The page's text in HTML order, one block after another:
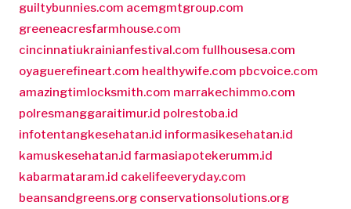
guiltybunnies.com acemgmtgroup.com
greeneacresfarmhouse.com
cincinnatiukrainianfestival.com fullhousesa.com
oyaguerefineart.com healthywife.com pbcvoice.com
amazingtimlocksmith.com marrakechimmo.com
polresmanggaraitimur.id polrestoba.id
infotentangkesehatan.id informasikesehatan.id
kamuskesehatan.id farmasiapotekerumm.id
kabarmataram.id cakelifeeveryday.com
beansandgreens.org conservationsolutions.org